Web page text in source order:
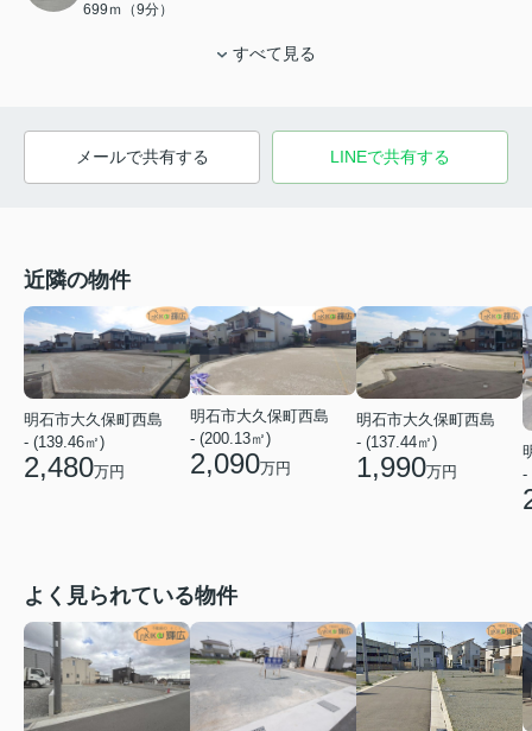
699ｍ（9分）
すべて見る
メールで共有する LINEで共有する
近隣の物件
明石市大久保町西島
- (139.46㎡)
2,480万円
明石市大久保町西島
- (200.13㎡)
2,090万円
明石市大久保町西島
- (137.44㎡)
1,990万円 -
よく見られている物件